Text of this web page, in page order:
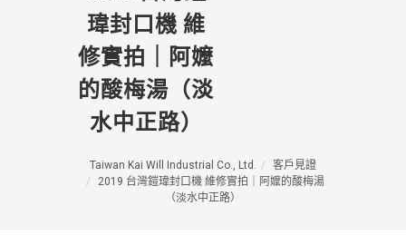
瑋封口機 維
修實拍｜阿嬤
的酸梅湯（淡
水中正路）
Taiwan Kai Will Industrial Co., Ltd.
客戶見證
2019 台灣鎧瑋封口機 維修實拍｜阿嬤的酸梅湯
（淡水中正路）